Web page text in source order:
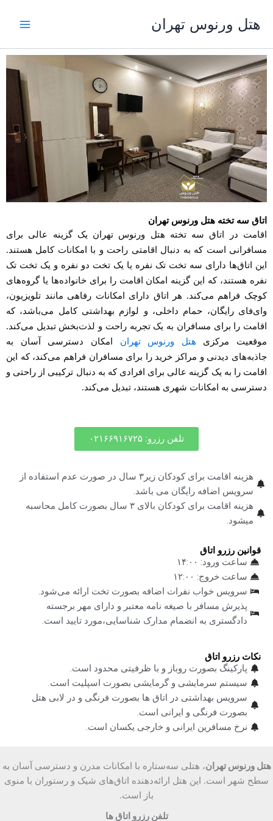
هتل ورنوس تهران
اتاق سه تخته هتل ورنوس تهران
اقامت در اتاق سه تخته هتل ورنوس تهران یک گزینه عالی برای
مسافرانی است که به دنبال اقامتی راحت و با امکانات کامل هستند.
این اتاق‌ها دارای سه تخت تک نفره یا یک تخت دو نفره و یک تخت تک
نفره هستند، که این گزینه امکان اقامت را برای خانواده‌ها یا گروه‌های
کوچک فراهم می‌کند. هر اتاق دارای امکانات رفاهی مانند تلویزیون،
وای‌فای رایگان، حمام داخلی، و لوازم بهداشتی کامل می‌باشد، که
اقامت را برای مسافران به یک تجربه راحت و لذت‌بخش تبدیل می‌کند.
موقعیت مرکزی هتل ورنوس تهران امکان دسترسی آسان به
جاذبه‌های دیدنی و مراکز خرید را برای مسافران فراهم می‌کند، که این
اقامت را به یک گزینه عالی برای افرادی که به دنبال ترکیبی از راحتی و
دسترسی به امکانات شهری هستند، تبدیل می‌کند.
تلفن رزرو: ۰۲۱۶۶۹۱۶۷۲۵
هزینه اقامت برای کودکان زیر۳ سال در صورت عدم استفاده از
سرویس اضافه رایگان می باشد.
هزینه اقامت برای کودکان بالای ۳ سال بصورت کامل محاسبه
میشود.
قوانین رزرو اتاق
ساعت ورود: ۱۴:۰۰
ساعت خروج: ۱۲:۰۰
سرویس خواب نفرات اضافه بصورت تخت ارائه می‌شود.
پذیرش مسافر با صیغه نامه معتبر و دارای مهر برجسته
دادگستری به انضمام مدارک شناسایی،مورد تایید است.
نکات رزرو اتاق
پارکینگ بصورت روباز و با ظرفیتی محدود است.
سیستم سرمایشی و گرمایشی بصورت اسپلیت است.
سرویس بهداشتی در اتاق ها بصورت فرنگی و در لابی هتل
بصورت فرنگی و ایرانی است.
نرخ مسافرین ایرانی و خارجی یکسان است.
هتل ورنوس تهران، هتلی سه‌ستاره با امکانات مدرن و دسترسی آسان به
سطح شهر است. این هتل ارائه‌دهنده اتاق‌های شیک و رستوران با منوی
باز است.
تلفن رزرو اتاق ها